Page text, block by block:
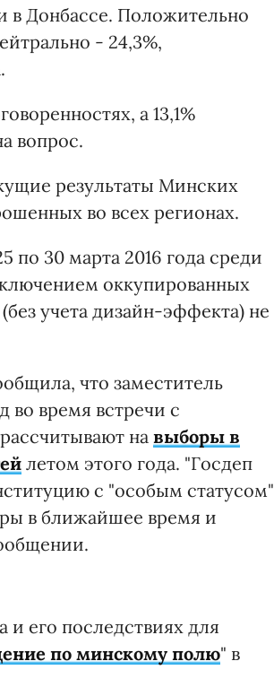
в Донбассе. Положительно
- 24,3%,
а 13,1%
вопрос.
результаты Минских
во всех регионах.
по 30 марта 2016 года среди
оккупированных
учета дизайн-эффекта) не
что заместитель
во время встречи с
на выборы в
летом этого года. "Госдеп
с "особым статусом"
в ближайшее время и
его последствиях для
по минскому полю" в